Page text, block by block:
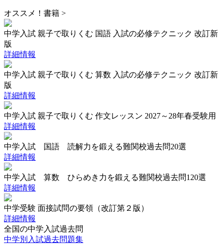
オススメ！書籍 >
中学入試 親子で取りくむ 国語 入試の必修テクニック 改訂新
版
詳細情報
中学入試 親子で取りくむ 算数 入試の必修テクニック 改訂新
版
詳細情報
中学入試 親子で取りくむ 作文レッスン 2027～28年春受験用
詳細情報
中学入試 国語 読解力を鍛える難関校過去問20選
詳細情報
中学入試 算数 ひらめき力を鍛える難関校過去問120選
詳細情報
中学受験 面接試問の要領（改訂第２版）
詳細情報
全国の中学入試過去問
中学別入試過去問題集